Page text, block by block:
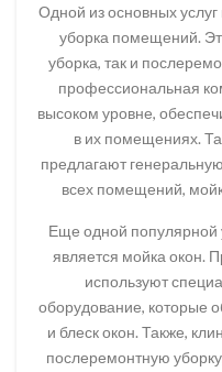
Одной из основных
уборка помещений.
уборка, так и
профессиональная
высоком уровне,
в их помещениях.
предлагают
всех помещений,
Еще одной популярной
является мойка окон.
используют
оборудование, которые
и блеск окон. Также,
послеремонтную